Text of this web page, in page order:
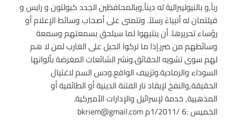
رباً,و بالنيوليبرالية له ديناُ,وبالمحافظين الجدد كبولتون و رايس و
فيلتمان له أنبياءً رسلاً. ونتمنى على أصحاب وسائط الإعلام أو
رؤساء تحريرها. أن ينتبهوا لما سيلحق بسمعتهم وسمعة
وسائطهم من ضرر.إذا ما تركوا الحبل على الغارب لمن لا هم
لهم سوى تشويه الحقائق.ونشر الشائعات المغرضة بألوانها
السوداء والرمادية.وتزييف الواقع.ودس السم لاغتيال
الحقيقة,والنفخ لإيقاد نار الفتنة الدينية أو الطائفية أو
المذهبية, خدمة لإسرائيل والإدارات الأميركية.
الخميس :6 /1/2011م bkriem@gmail.com